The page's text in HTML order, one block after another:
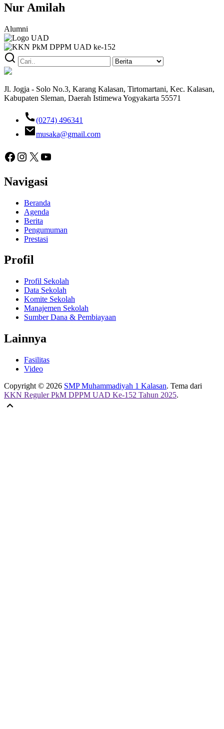
Nur Amilah
Alumni
Jl. Jogja - Solo No.3, Karang Kalasan, Tirtomartani, Kec. Kalasan,
Kabupaten Sleman, Daerah Istimewa Yogyakarta 55571
(0274) 496341
musaka@gmail.com
Facebook
Instagram
X YouTube
Navigasi
Beranda
Agenda
Berita
Pengumuman
Prestasi
Profil
Profil Sekolah
Data Sekolah
Komite Sekolah
Manajemen Sekolah
Sumber Dana & Pembiayaan
Lainnya
Fasilitas
Video
Copyright © 2026 SMP Muhammadiyah 1 Kalasan. Tema dari
KKN Reguler PkM DPPM UAD Ke-152 Tahun 2025.